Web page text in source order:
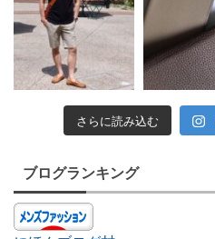
さらに読み込む
ブログランキング